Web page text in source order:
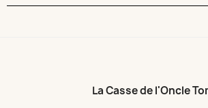
La Casse de l'Oncle